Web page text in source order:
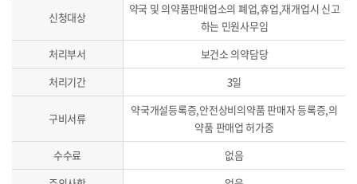
신청대상
약국 및 의약품판매업소의 폐업,휴업,재개업시 신고
하는 민원사무임
처리부서
보건소 의약담당
처리기간
3일
구비서류
약국개설등록증,안전상비의약품 판매자 등록증,의
약품 판매업 허가증
수수료
없음